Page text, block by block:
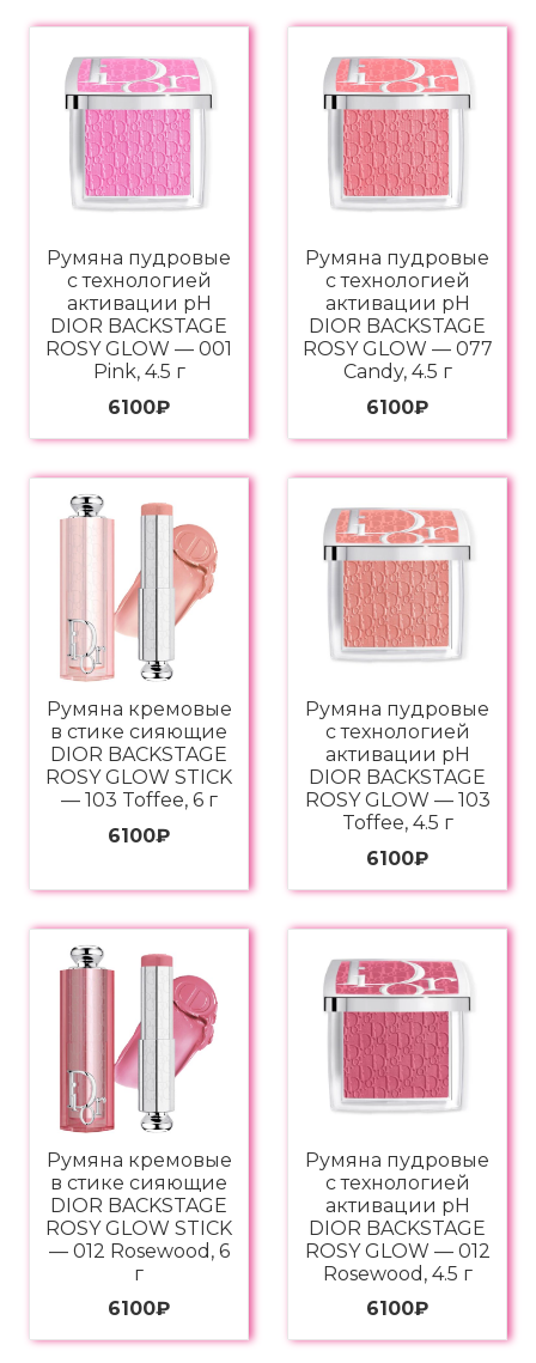
Румяна пудровые
с технологией
активации pH
DIOR BACKSTAGE
ROSY GLOW — 001
Pink, 4.5 г
6100₽
Румяна пудровые
с технологией
активации pH
DIOR BACKSTAGE
ROSY GLOW — 077
Candy, 4.5 г
6100₽
Румяна кремовые
в стике сияющие
DIOR BACKSTAGE
ROSY GLOW STICK
— 103 Toffee, 6 г
6100₽
Румяна пудровые
с технологией
активации pH
DIOR BACKSTAGE
ROSY GLOW — 103
Toffee, 4.5 г
6100₽
Румяна кремовые
в стике сияющие
DIOR BACKSTAGE
ROSY GLOW STICK
— 012 Rosewood, 6
г
6100₽
Румяна пудровые
с технологией
активации pH
DIOR BACKSTAGE
ROSY GLOW — 012
Rosewood, 4.5 г
6100₽